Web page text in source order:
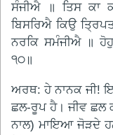
ਸੰਜੀਐ ॥ ਤਿਸ ਕਾ
ਬਿਸਰਿਐ ਕਿਉ
ਨਰਕਿ ਸਮੰਜੀਐ ॥
੧੦॥
ਅਰਥ: ਹੇ ਨਾਨਕ ਜੀ!
ਛਲ-ਰੂਪ ਹੈ। ਜੀਵ ਛਲ
ਨਾਲ) ਮਾਇਆ ਜੋੜਦੇ